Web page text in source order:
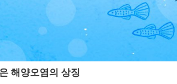
해양오염의 상징